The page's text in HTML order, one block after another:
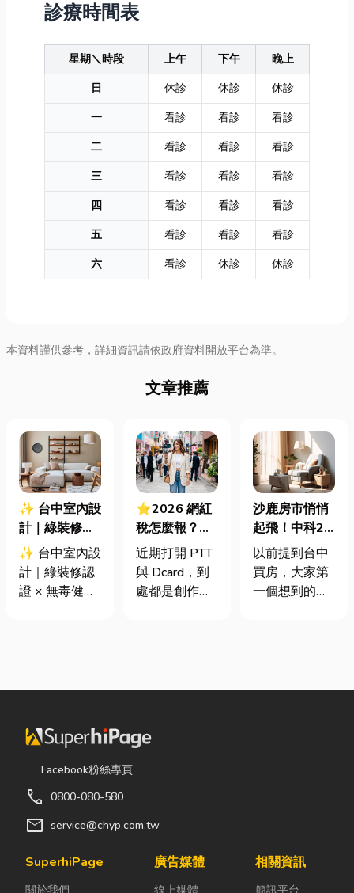
診療時間表
星期＼時段 上午 下午
晚上
日
休診 休診
休診
一
看診 看診
看診
二
看診 看診
看診
三
看診 看診
看診
四
看診 看診
看診
五
看診 看診
看診
六
看診 休診 休診
本資料謹供參考，詳細資訊請依政府資料開放平台為準。
文章推薦
✨ 台中室內設
計｜綠裝修認
證 × 無毒健康
建材，打造安
全、舒適又有
✨ 台中室內設
計｜綠裝修認
證 × 無毒健康
其實一間專業
計裝修團隊，
不只是提供空
間規劃與裝潢
每一個家的誕
生過程中，默
兼具美感、機
⭐2026 網紅
稅怎麼報？一
篇看懂課稅門
檻、追溯年限
與合法節稅，
近期打開 PTT
與 Dcard，到
處都是創作者
紅稅」不是一
府針對網路數
或經營團隊透
（如
沙鹿房市悄悄
起飛！中科2
期＋台積電效
應發酵，現在
很多人開始看
以前提到台中
買房，大家第
一個想到的大
度越來越高
通變方便，生
Facebook粉絲專頁
call 0800-080-580
mail service@chyp.com.tw
SuperhiPage
關於我們
廣告媒體
線上媒體
相關資訊
簡訊平台